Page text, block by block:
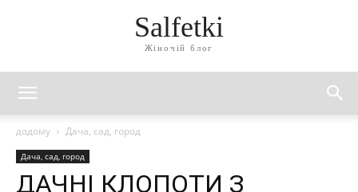
Salfetki
Жіночій блог
додому Дача, сад, город
Дача, сад, город
ДАЧНІ КЛОПОТИ З